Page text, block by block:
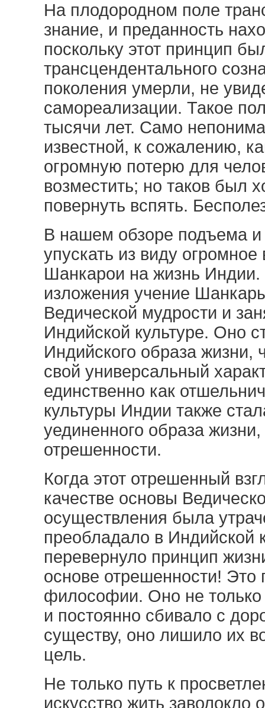
На плодородном поле
знание, и преданность
поскольку этот принцип
трансцендентального
поколения умерли, не
самореализации. Такое
тысячи лет. Само
известной, к сожалению,
огромную потерю для
возместить; но таков был
повернуть вспять.
В нашем обзоре подъема
упускать из виду
Шанкарои на жизнь
изложения учение
Ведической мудрости и
Индийской культуре. Оно
Индийского образа жизни,
свой универсальный
единственно как
культуры Индии также
уединенного образа
отрешенности.
Когда этот отрешенный
качестве основы
осуществления была
преобладало в Индийской
перевернуло принцип
основе отрешенности!
философии. Оно не только
и постоянно сбивало с
существу, оно лишило их
цель.
Не только путь к
искусство жить